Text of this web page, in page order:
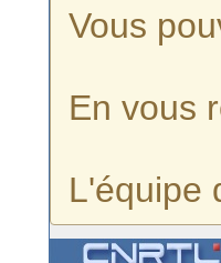
Vous
En vous
L'équipe